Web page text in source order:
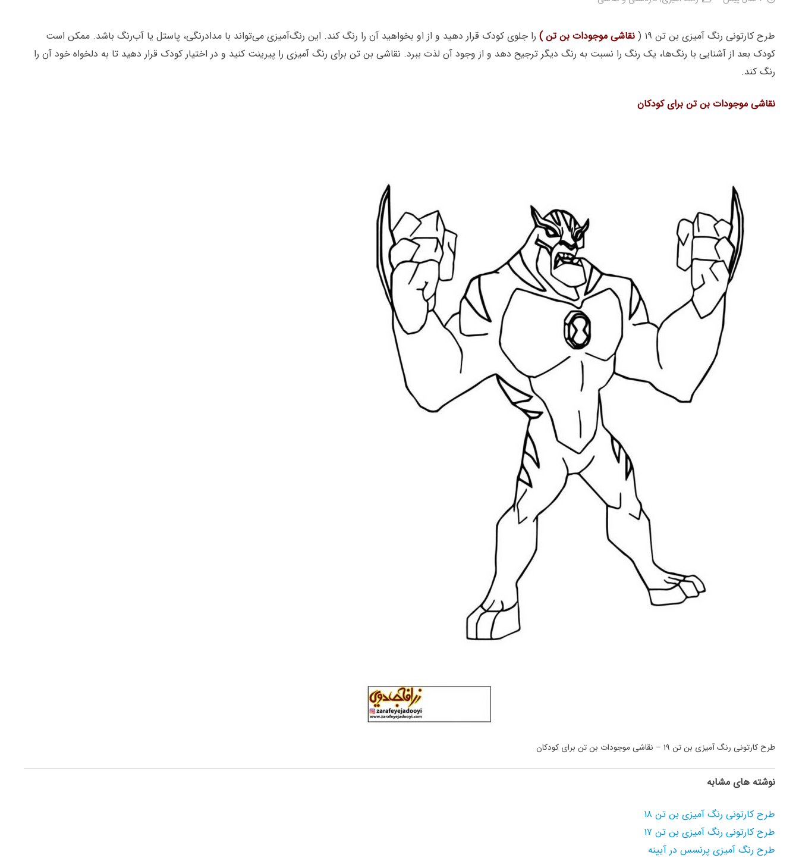
طرح کارتونی رنگ آمیزی بن تن ۱۹ ( نقاشی موجودات بن تن ) را جلوی کودک قرار دهید و از او بخواهید آن را رنگ کند. این رنگ‌آمیزی می‌تواند با مدادرنگی، پاستل یا آب‌رنگ باشد. ممکن است
کودک بعد از آشنایی با رنگ‌ها، یک رنگ را نسبت به رنگ دیگر ترجیح دهد و از وجود آن لذت ببرد. نقاشی بن تن برای رنگ آمیزی را پیرینت کنید و در اختیار کودک قرار دهید تا به دلخواه خود آن را
رنگ کند.
نقاشی موجودات بن تن برای کودکان
طرح کارتونی رنگ آمیزی بن تن ۱۹ – نقاشی موجودات بن تن برای کودکان
نوشته های مشابه
طرح کارتونی رنگ آمیزی بن تن ۱۸
طرح کارتونی رنگ آمیزی بن تن ۱۷
طرح رنگ آمیزی پرنسس در آیینه